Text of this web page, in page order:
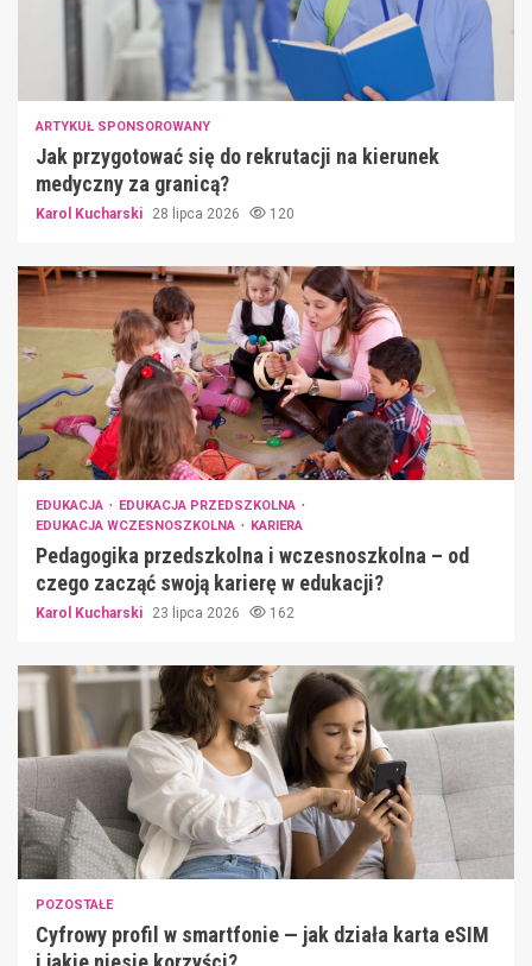
ARTYKUŁ SPONSOROWANY
Jak przygotować się do rekrutacji na kierunek
medyczny za granicą?
Karol Kucharski 28 lipca 2026 120
EDUKACJA
EDUKACJA PRZEDSZKOLNA
EDUKACJA WCZESNOSZKOLNA
KARIERA
Pedagogika przedszkolna i wczesnoszkolna – od
czego zacząć swoją karierę w edukacji?
Karol Kucharski 23 lipca 2026 162
POZOSTAŁE
Cyfrowy profil w smartfonie — jak działa karta eSIM